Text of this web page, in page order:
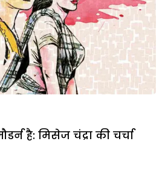
है: मिसेज चंद्रा की चर्चा